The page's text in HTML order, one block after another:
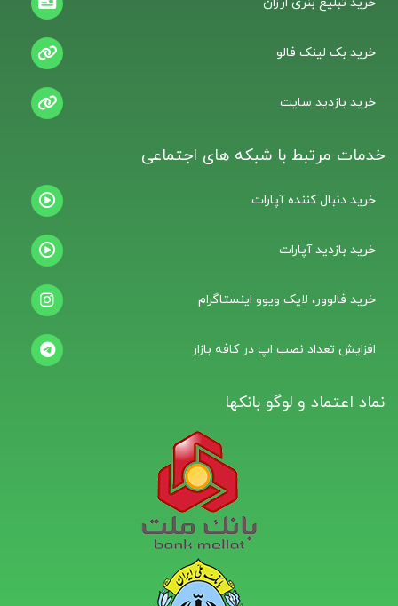
خرید بک لینک فالو
خرید بازدید سایت
خدمات مرتبط با شبکه های اجتماعی
خرید دنبال کننده آپارات
خرید بازدید آپارات
خرید فالوور، لایک ویوو اینستاگرام
افزایش تعداد نصب اپ در کافه بازار
نماد اعتماد و لوگو بانکها